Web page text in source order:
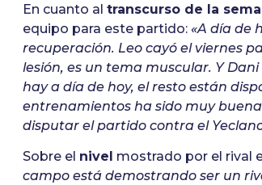
En cuanto altranscurso de la
equipo para este partido: «A día de
recuperación. Leo cayó el viernes
lesión, es un tema muscular. Y
hay a día de hoy, el resto están
entrenamientos ha sido muy
disputar el partido contra el
Sobre el nivel mostrado por el rival
campo está demostrando ser un